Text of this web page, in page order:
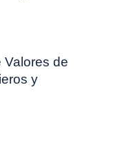
Valores de
y